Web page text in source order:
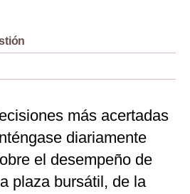
más acertadas
diariamente
el desempeño de
plaza bursátil, de la